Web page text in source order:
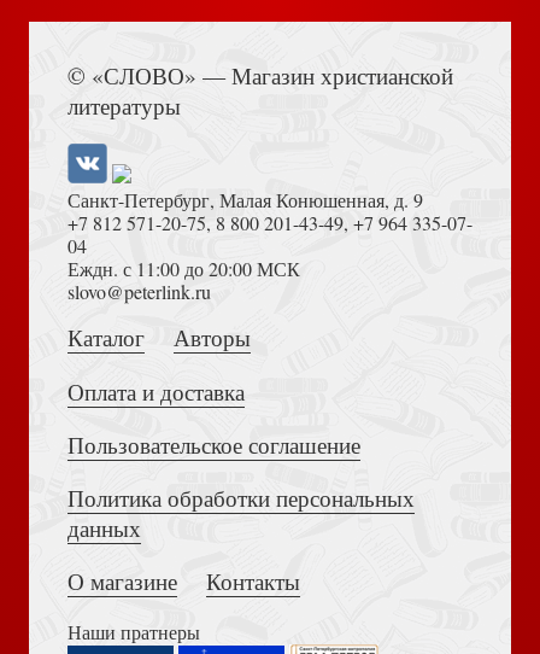
Натюрморт с разбитой чашкой
О началах жизни (Алавастр)
Достоевский Ф.М. Сила и правда России (2024)
Толкование на Апокалипсис (Тихоний Африканский)
© «СЛОВО» — Магазин христианской
литературы
Санкт-Петербург, Малая Конюшенная, д. 9
+7 812 571-20-75, 8 800 201-43-49, +7 964 335-07-
04
Еждн. с 11:00 до 20:00 МСК
slovo@peterlink.ru
Каталог
Авторы
Оплата и доставка
Пользовательское соглашение
Политика обработки персональных
данных
О магазине
Контакты
Наши пратнеры